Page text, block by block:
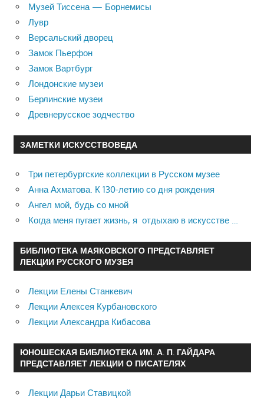
Музей Тиссена — Борнемисы
Лувр
Версальский дворец
Замок Пьерфон
Замок Вартбург
Лондонские музеи
Берлинские музеи
Древнерусское зодчество
ЗАМЕТКИ ИСКУССТВОВЕДА
Три петербургские коллекции в Русском музее
Анна Ахматова. К 130-летию со дня рождения
Ангел мой, будь со мной
Когда меня пугает жизнь, я отдыхаю в искусстве …
БИБЛИОТЕКА МАЯКОВСКОГО ПРЕДСТАВЛЯЕТ
ЛЕКЦИИ РУССКОГО МУЗЕЯ
Лекции Елены Станкевич
Лекции Алексея Курбановского
Лекции Александра Кибасова
ЮНОШЕСКАЯ БИБЛИОТЕКА ИМ. А. П. ГАЙДАРА
ПРЕДСТАВЛЯЕТ ЛЕКЦИИ О ПИСАТЕЛЯХ
Лекции Дарьи Ставицкой